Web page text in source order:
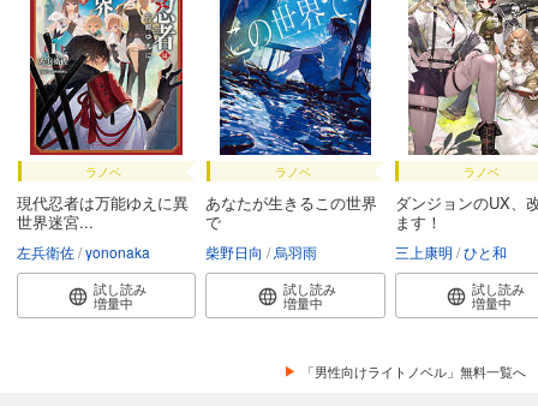
ラノベ
現代忍者は万能ゆえに異
世界迷宮...
左兵衛佐 yononaka
試し読み
増量中
ラノベ
あなたが生きるこの世界
で
柴野日向 烏羽雨
試し読み
増量中
ラノベ
ダンジョンのUX、
ます！
三上康明 ひと和
試し読み
増量中
「男性向けライトノベル」無料一覧へ